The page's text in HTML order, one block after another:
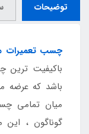
توضیحات
چسب تعمیرات
باکیفیت
باشد که عرضه
میان تمامی
گوناگون ،